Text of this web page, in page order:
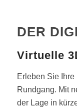
DER
Virtuelle
Erleben Sie
Rundgang. Mit
der Lage in